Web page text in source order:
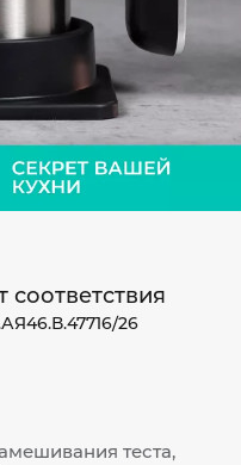
соответствия
26
теста,